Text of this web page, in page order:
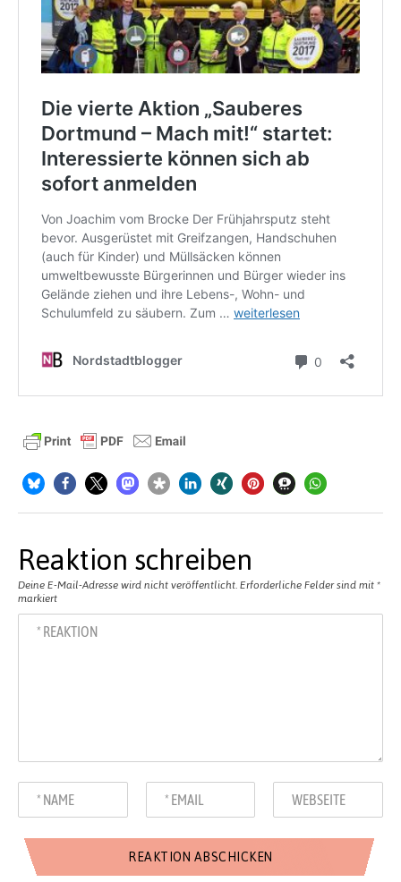
Reaktion schreiben
Deine E-Mail-Adresse wird nicht veröffentlicht. Erforderliche Felder sind mit *
markiert